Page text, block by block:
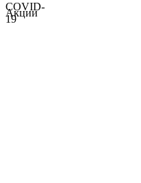
COVID-
19
Акции